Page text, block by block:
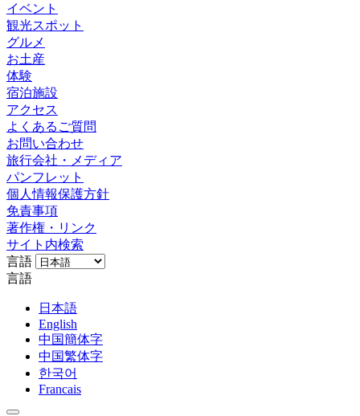
イベント
観光スポット
グルメ
お土産
体験
宿泊施設
アクセス
よくあるご質問
お問い合わせ
旅行会社・メディア
パンフレット
個人情報保護方針
免責事項
著作権・リンク
サイト内検索
言語
言語
日本語
English
中国簡体字
中国繁体字
한국어
Francais